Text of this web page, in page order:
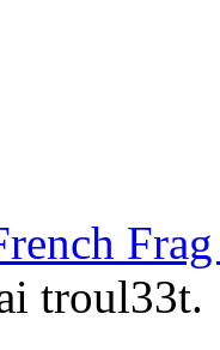
troul33t.